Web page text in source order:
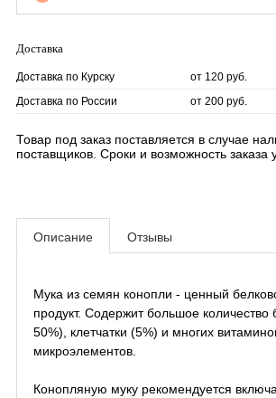
Доставка
Доставка по Курску от 120 руб.
Доставка по России
от 200 руб.
Товар под заказ поставляется в случае
поставщиков. Сроки и возможность заказа
Описание Отзывы
Мука из семян конопли - ценный
продукт. Содержит большое количество
50%), клетчатки (5%) и многих
микроэлементов.
Конопляную муку рекомендуется